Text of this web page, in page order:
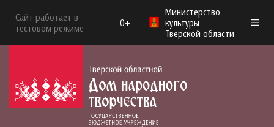
Сайт работает в
тестовом режиме
0+
Министерство
культуры
Тверской области